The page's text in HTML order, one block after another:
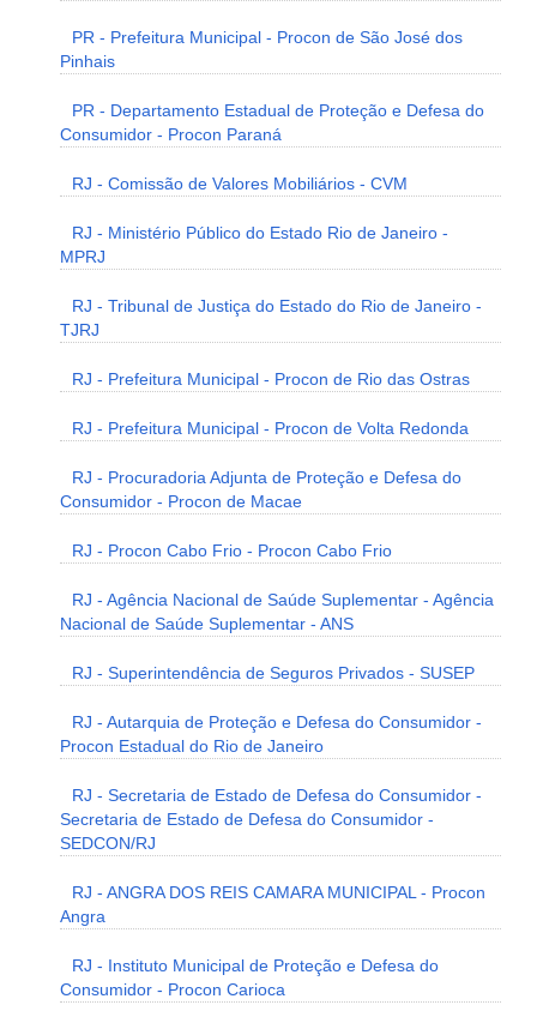
PR - Prefeitura Municipal - Procon de São José dos
Pinhais
PR - Departamento Estadual de Proteção e Defesa do
Consumidor - Procon Paraná
RJ - Comissão de Valores Mobiliários - CVM
RJ - Ministério Público do Estado Rio de Janeiro -
MPRJ
RJ - Tribunal de Justiça do Estado do Rio de Janeiro -
TJRJ
RJ - Prefeitura Municipal - Procon de Rio das Ostras
RJ - Prefeitura Municipal - Procon de Volta Redonda
RJ - Procuradoria Adjunta de Proteção e Defesa do
Consumidor - Procon de Macae
RJ - Procon Cabo Frio - Procon Cabo Frio
RJ - Agência Nacional de Saúde Suplementar - Agência
Nacional de Saúde Suplementar - ANS
RJ - Superintendência de Seguros Privados - SUSEP
RJ - Autarquia de Proteção e Defesa do Consumidor -
Procon Estadual do Rio de Janeiro
RJ - Secretaria de Estado de Defesa do Consumidor -
Secretaria de Estado de Defesa do Consumidor -
SEDCON/RJ
RJ - ANGRA DOS REIS CAMARA MUNICIPAL - Procon
Angra
RJ - Instituto Municipal de Proteção e Defesa do
Consumidor - Procon Carioca